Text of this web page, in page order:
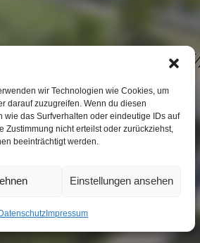
wir Technologien wie Cookies, um
darauf zuzugreifen. Wenn du diesen
wie das Surfverhalten oder eindeutige IDs auf
nicht erteilst oder zurückziehst,
beeinträchtigt werden.
Einstellungen ansehen
Impressum